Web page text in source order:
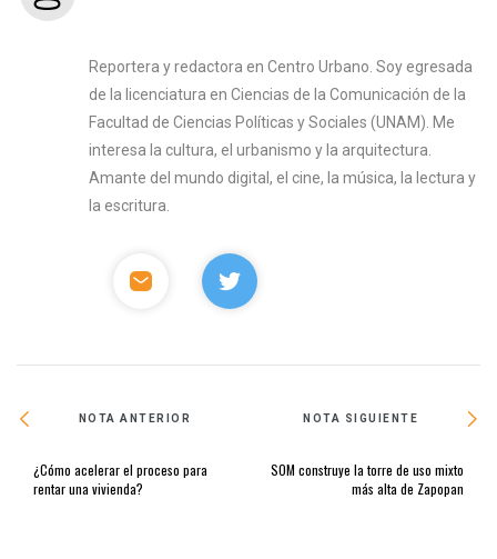
Reportera y redactora en Centro Urbano. Soy egresada
de la licenciatura en Ciencias de la Comunicación de la
Facultad de Ciencias Políticas y Sociales (UNAM). Me
interesa la cultura, el urbanismo y la arquitectura.
Amante del mundo digital, el cine, la música, la lectura y
la escritura.
NOTA ANTERIOR
¿Cómo acelerar el proceso para
rentar una vivienda?
NOTA SIGUIENTE
SOM construye la torre de uso mixto
más alta de Zapopan